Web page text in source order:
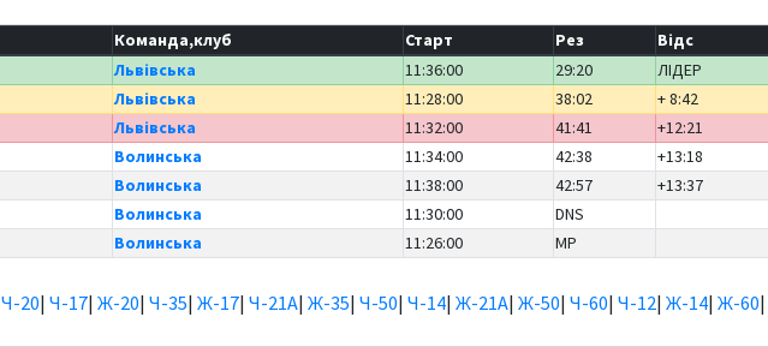
Команда,клуб Старт Рез
Відс
Львівська 11:36:00 29:20
ЛІДЕР
Львівська 11:28:00 38:02
+ 8:42
Львівська 11:32:00 41:41
+12:21
Волинська 11:34:00 42:38
+13:18
Волинська 11:38:00 42:57
+13:37
Волинська 11:30:00
DNS
Волинська 11:26:00 MP
Ч-20| Ч-17| Ж-20| Ч-35| Ж-17| Ч-21А| Ж-35| Ч-50| Ч-14| Ж-21А| Ж-50| Ч-60| Ч-12| Ж-14| Ж-60|